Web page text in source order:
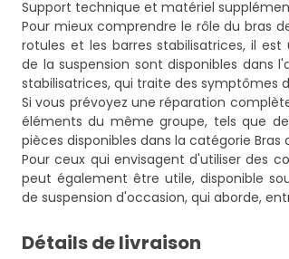
Support technique et matériel
Pour mieux comprendre le rôle du bras
rotules et les barres stabilisatrices, il
de la suspension sont disponibles dans
stabilisatrices, qui traite des symptômes
Si vous prévoyez une réparation
éléments du même groupe, tels que
pièces disponibles dans la catégorie Bras
Pour ceux qui envisagent d'utiliser des
peut également être utile, disponible
de suspension d'occasion, qui aborde,
Détails de livraison